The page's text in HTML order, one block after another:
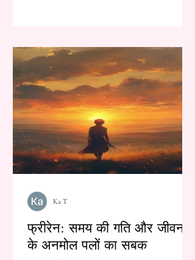
फ्रीरेन: समय की गति और जीवन
के अनमोल पलों का सबक
Ka T